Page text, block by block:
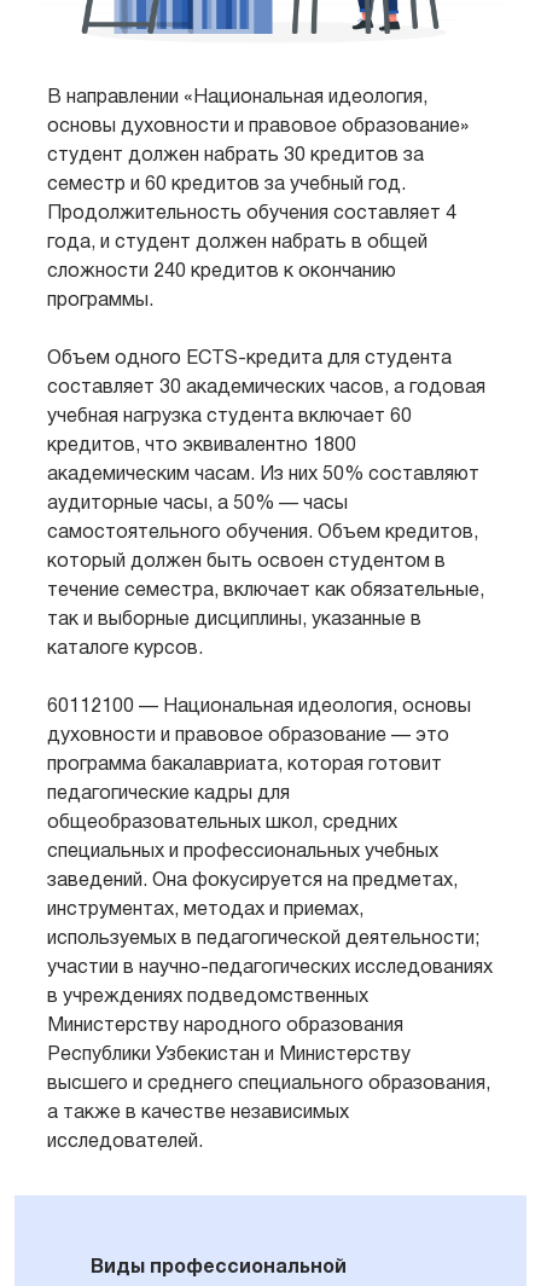
В направлении «Национальная идеология,
основы духовности и правовое образование»
студент должен набрать 30 кредитов за
семестр и 60 кредитов за учебный год.
Продолжительность обучения составляет 4
года, и студент должен набрать в общей
сложности 240 кредитов к окончанию
программы.
Объем одного ECTS-кредита для студента
составляет 30 академических часов, а годовая
учебная нагрузка студента включает 60
кредитов, что эквивалентно 1800
академическим часам. Из них 50% составляют
аудиторные часы, а 50% — часы
самостоятельного обучения. Объем кредитов,
который должен быть освоен студентом в
течение семестра, включает как обязательные,
так и выборные дисциплины, указанные в
каталоге курсов.
60112100 — Национальная идеология, основы
духовности и правовое образование — это
программа бакалавриата, которая готовит
педагогические кадры для
общеобразовательных школ, средних
специальных и профессиональных учебных
заведений. Она фокусируется на предметах,
инструментах, методах и приемах,
используемых в педагогической деятельности;
участии в научно-педагогических исследованиях
в учреждениях подведомственных
Министерству народного образования
Республики Узбекистан и Министерству
высшего и среднего специального образования,
а также в качестве независимых
исследователей.
Виды профессиональной